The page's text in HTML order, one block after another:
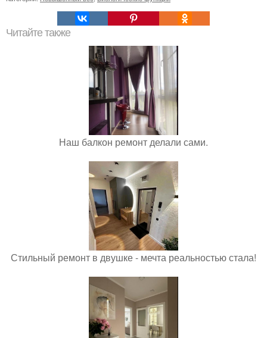
Читайте также
Наш балкон ремонт делали сами.
Стильный ремонт в двушке - мечта реальностью стала!